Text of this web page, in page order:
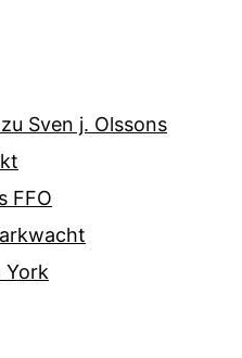
Sven j. Olssons
FFO
York